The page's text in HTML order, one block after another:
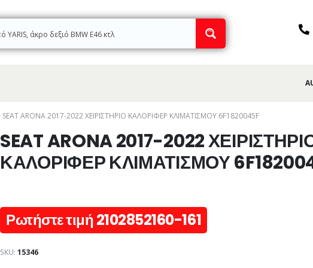
SEAT ARONA 2017-2022 ΧΕΙΡΙΣΤΗΡΙΟ ΚΑΛΟΡΙΦΕΡ ΚΛΙΜΑΤΙΣΜΟΥ 6F1820045F
SEAT ARONA 2017-2022
ΚΑΛΟΡΙΦΕΡ ΚΛΙΜΑΤΙΣΜΟΥ
Ρωτήστε τιμή 2102852160-161
SKU: 15346